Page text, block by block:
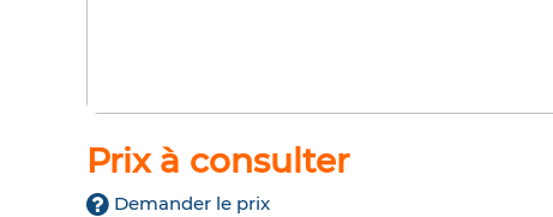
Prix à consulter
Demander le prix